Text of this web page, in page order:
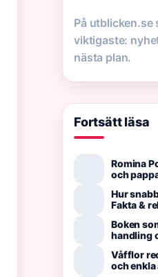
På utblicken.se
viktigaste:
nästa plan.
Fortsätt läsa
Romina
och
Hur
Fakta &
Boken
handling
Våfflor
och